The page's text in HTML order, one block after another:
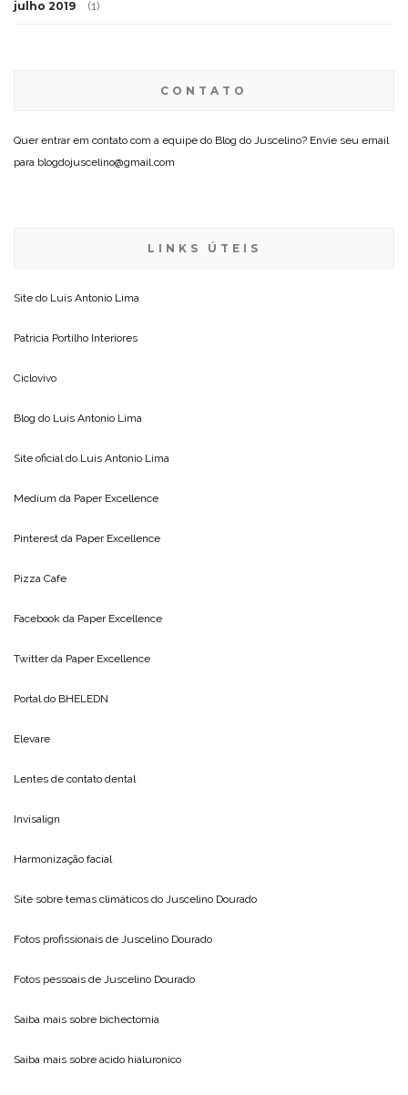
julho 2019 (1)
CONTATO
Quer entrar em contato com a equipe do Blog do Juscelino? Envie seu email
para blogdojuscelino@gmail.com
LINKS ÚTEIS
Site do Luis Antonio Lima
Patricia Portilho Interiores
Ciclovivo
Blog do Luis Antonio Lima
Site oficial do Luis Antonio Lima
Medium da Paper Excellence
Pinterest da Paper Excellence
Pizza Cafe
Facebook da Paper Excellence
Twitter da Paper Excellence
Portal do BHELEDN
Elevare
Lentes de contato dental
Invisalign
Harmonização facial
Site sobre temas climáticos do Juscelino Dourado
Fotos profissionais de Juscelino Dourado
Fotos pessoais de Juscelino Dourado
Saiba mais sobre bichectomia
Saiba mais sobre acido hialuronico